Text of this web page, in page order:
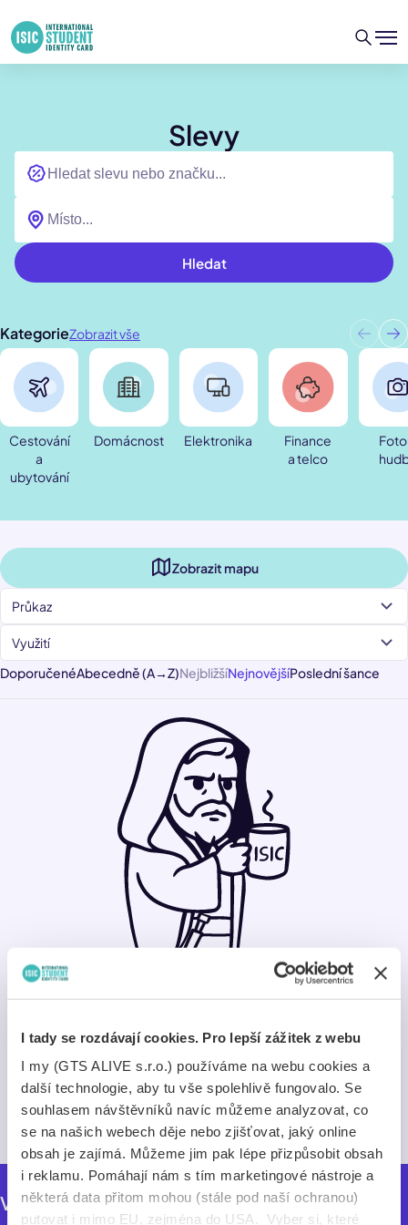
I tady se rozdávají cookies. Pro lepší zážitek z webu
I my (GTS ALIVE s.r.o.) používáme na webu cookies a
další technologie, aby tu vše spolehlivě fungovalo. Se
souhlasem návštěvníků navíc můžeme analyzovat, co
se na našich webech děje nebo zjišťovat, jaký online
obsah je zajímá. Můžeme jim pak lépe přizpůsobit obsah
i reklamu. Pomáhají nám s tím marketingové nástroje a
některá data přitom mohou (stále pod naší ochranou)
putovat i mimo EU, zejména do USA. Vyber si, které
Slevy
Hledat
KategorieZobrazit vše
Cestování
a
ubytování
Domácnost Elektronika
Finance
a telco
Zobrazit mapu
Průkaz
Využití
DoporučenéAbecedně (A→Z)NejbližšíNejnovějšíPoslední šance
Nemožné... že by v našich
archivech chyběly údaje?
Pokud něco nenajdeš v našich archivech, neexistuje
to.
Zkusit znovu
Vybrali jsme pro tebe